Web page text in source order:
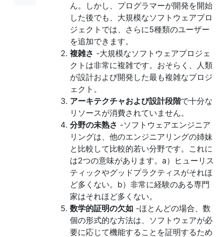
ん。しかし、プログラマーが開発を開始
した後でも、大規模なソフトウェアプロ
ジェクトでは、さらに5種類のユーザー
を追加できます。
複雑さ -大規模なソフトウェアプロジェ
クトは非常に複雑です。おそらく、人類
が設計および開発した最も複雑なプロジ
ェクト。
アーキテクチャおよび設計段階で十分な
リソースが消費されていません。
分野の未熟さ -ソフトウェアエンジニア
リングは、他のエンジニアリングの姉妹
と比較して比較的若い分野です。これに
は2つの意味があります。a）ヒューリス
ティックやグッドプラクティスがそれほ
ど多くない。b）非常に経験のある専門
家はそれほど多くない。
数学的証明の欠如 -ほとんどの場合、数
個の形式的な方法は、ソフトウェアが必
要に応じて機能することを証明するため